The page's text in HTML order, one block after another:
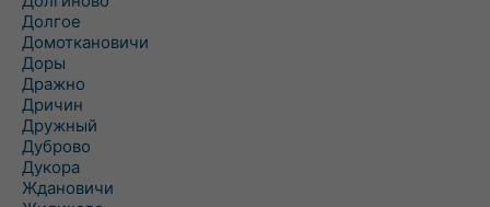
Долгое
Домоткановичи
Доры
Дражно
Дричин
Дружный
Дуброво
Дукора
Ждановичи